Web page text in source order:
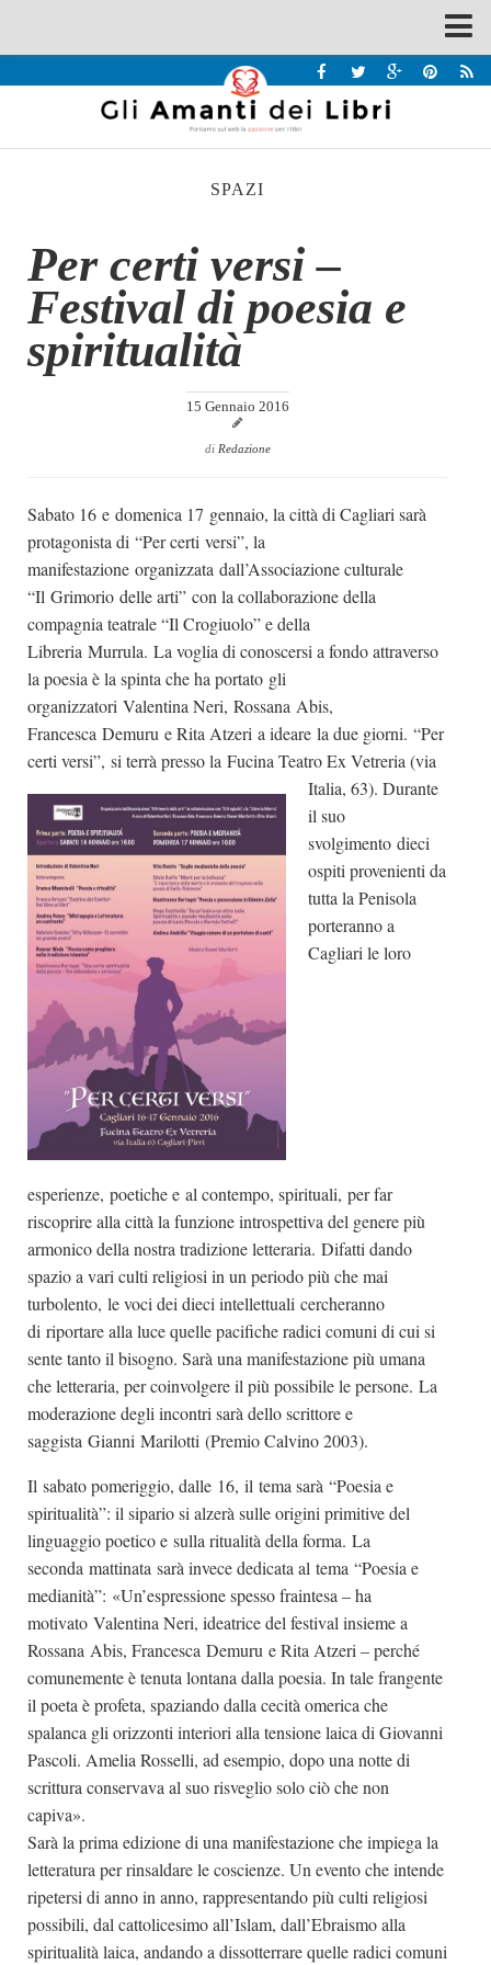
Recensioni
Interviste & Incontri
Chi siamo
Contatti
Eventi
Dicono di Noi
Archivio
Autori
Generi
Case editrici
Partnership
Premio Chiara
Tabù Festival 2014
A Tutto Volume
Salone di Torino
Marketing
SPAZI
Per certi versi –
Festival di poesia e
spiritualità
15 Gennaio 2016
di Redazione
Sabato 16 e domenica 17 gennaio, la città di Cagliari sarà
protagonista di “Per certi versi”, la
manifestazione organizzata dall’Associazione culturale
“Il Grimorio delle arti” con la collaborazione della
compagnia teatrale “Il Crogiuolo” e della
Libreria Murrula. La voglia di conoscersi a fondo attraverso
la poesia è la spinta che ha portato gli
organizzatori Valentina Neri, Rossana Abis,
Francesca Demuru e Rita Atzeri a ideare la due giorni. “Per
certi versi”, si terrà presso la Fucina Teatro Ex Vetreria (via
Italia, 63). Durante
il suo
svolgimento dieci
ospiti provenienti da
tutta la Penisola
porteranno a
Cagliari le loro
esperienze, poetiche e al contempo, spirituali, per far
riscoprire alla città la funzione introspettiva del genere più
armonico della nostra tradizione letteraria. Difatti dando
spazio a vari culti religiosi in un periodo più che mai
turbolento, le voci dei dieci intellettuali cercheranno
di riportare alla luce quelle pacifiche radici comuni di cui si
sente tanto il bisogno. Sarà una manifestazione più umana
che letteraria, per coinvolgere il più possibile le persone. La
moderazione degli incontri sarà dello scrittore e
saggista Gianni Marilotti (Premio Calvino 2003).
Il sabato pomeriggio, dalle 16, il tema sarà “Poesia e
spiritualità”: il sipario si alzerà sulle origini primitive del
linguaggio poetico e sulla ritualità della forma. La
seconda mattinata sarà invece dedicata al tema “Poesia e
medianità”: «Un’espressione spesso fraintesa – ha
motivato Valentina Neri, ideatrice del festival insieme a
Rossana Abis, Francesca Demuru e Rita Atzeri – perché
comunemente è tenuta lontana dalla poesia. In tale frangente
il poeta è profeta, spaziando dalla cecità omerica che
spalanca gli orizzonti interiori alla tensione laica di Giovanni
Pascoli. Amelia Rosselli, ad esempio, dopo una notte di
scrittura conservava al suo risveglio solo ciò che non
capiva».
Sarà la prima edizione di una manifestazione che impiega la
letteratura per rinsaldare le coscienze. Un evento che intende
ripetersi di anno in anno, rappresentando più culti religiosi
possibili, dal cattolicesimo all’Islam, dall’Ebraismo alla
spiritualità laica, andando a dissotterrare quelle radici comuni